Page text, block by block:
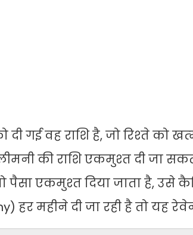
दी गई वह राशि है, जो रिश्‍ते को
एलीमनी की राशि एकमुश्‍त दी जा
एकमुश्‍त दिया जाता है, उसे
महीने दी जा रही है तो यह